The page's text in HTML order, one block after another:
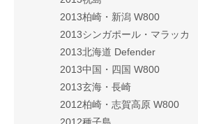
2013柏崎・新潟 W800
2013シンガポール・マラッカ
2013北海道 Defender
2013中国・四国 W800
2013玄海・長崎
2012柏崎・志賀高原 W800